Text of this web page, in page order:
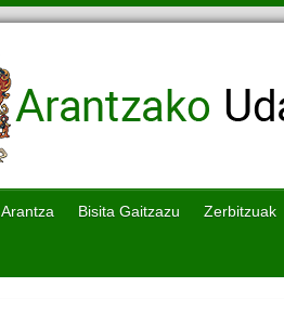
Arantza Bisita Gaitzazu Zerbitzuak